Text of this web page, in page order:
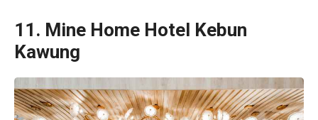
11. Mine Home Hotel Kebun
Kawung